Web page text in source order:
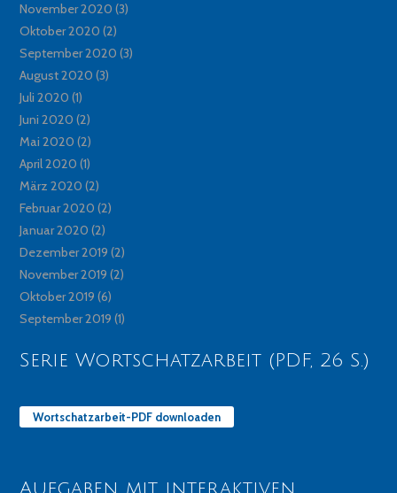
November 2020 (3)
Oktober 2020 (2)
September 2020 (3)
August 2020 (3)
Juli 2020 (1)
Juni 2020 (2)
Mai 2020 (2)
April 2020 (1)
März 2020 (2)
Februar 2020 (2)
Januar 2020 (2)
Dezember 2019 (2)
November 2019 (2)
Oktober 2019 (6)
September 2019 (1)
Serie Wortschatzarbeit (PDF, 26 S.)
Wortschatzarbeit-PDF downloaden
Aufgaben mit interaktiven